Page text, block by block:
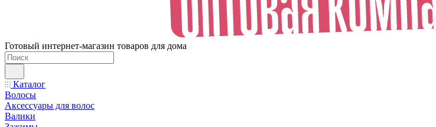
Готовый интернет-магазин товаров для дома
Каталог
Волосы
Аксессуары для волос
Валики